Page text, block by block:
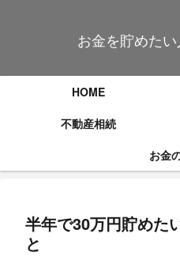
お金を貯めたい
HOME
不動産相続
お金
半年で30万円貯めた
と